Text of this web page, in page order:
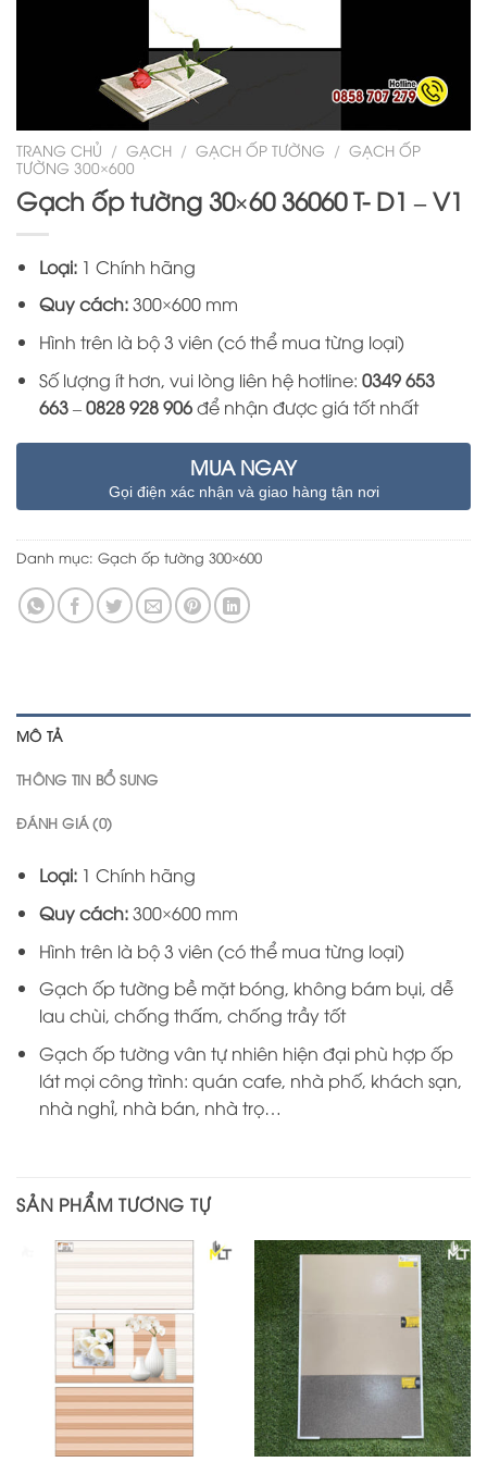
TRANG CHỦ / GẠCH / GẠCH ỐP TƯỜNG / GẠCH ỐP
TƯỜNG 300×600
Gạch ốp tường 30×60 36060 T- D1 – V1
Loại:1 Chính hãng
Quy cách:300×600 mm
Hình trên là bộ 3 viên (có thể mua từng loại)
Số lượng ít hơn, vui lòng liên hệ hotline: 0349 653
663–0828 928 906để nhận được giá tốt nhất
MUA NGAY
Gọi điện xác nhận và giao hàng tận nơi
Danh mục: Gạch ốp tường 300×600
MÔ TẢ
THÔNG TIN BỔ SUNG
ĐÁNH GIÁ (0)
Loại:1 Chính hãng
Quy cách:300×600 mm
Hình trên là bộ 3 viên (có thể mua từng loại)
Gạch ốp tường bề mặt bóng, không bám bụi, dễ
lau chùi, chống thấm, chống trầy tốt
Gạch ốp tường vân tự nhiên hiện đại phù hợp ốp
lát mọi công trình: quán cafe, nhà phố, khách sạn,
nhà nghỉ, nhà bán, nhà trọ…
SẢN PHẨM TƯƠNG TỰ